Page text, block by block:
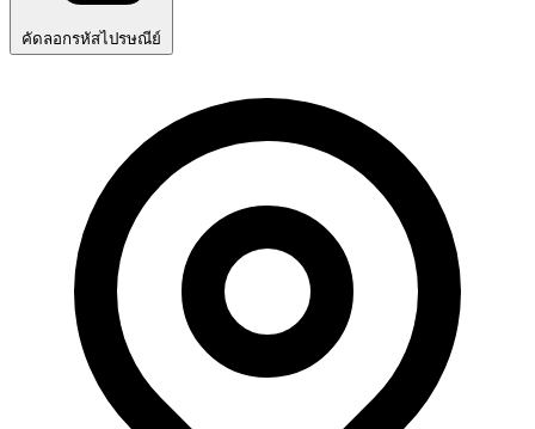
คัดลอกรหัสไปรษณีย์